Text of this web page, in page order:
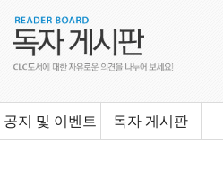
공지 및 이벤트 독자 게시판